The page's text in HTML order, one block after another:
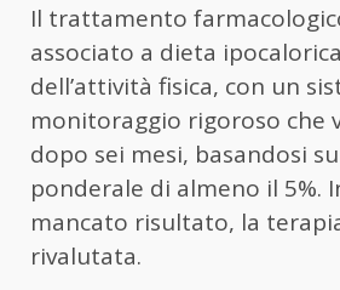
Il trattamento
associato a dieta
dell’attività fisica, con un
monitoraggio rigoroso che
dopo sei mesi, basandosi
ponderale di almeno il 5%.
mancato risultato, la
rivalutata.